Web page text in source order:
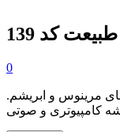
کد 139
0
نخ های مرینوس و ابریشم.
کامپیوتری و صوتی